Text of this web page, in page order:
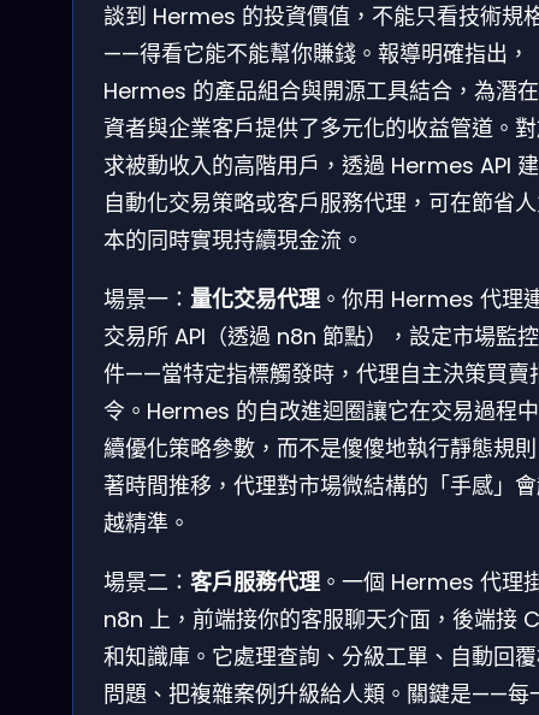
談到 Hermes 的投資價值，不能只看技術規
——得看它能不能幫你賺錢。報導明確指出，
Hermes 的產品組合與開源工具結合，為潛
資者與企業客戶提供了多元化的收益管道。
求被動收入的高階用戶，透過 Hermes API
自動化交易策略或客戶服務代理，可在節省
本的同時實現持續現金流。
場景一： 量化交易代理。你用 Hermes 代理
交易所 API（透過 n8n 節點），設定市場監
件——當特定指標觸發時，代理自主決策買賣
令。Hermes 的自改進迴圈讓它在交易過程
續優化策略參數，而不是傻傻地執行靜態規
著時間推移，代理對市場微結構的「手感」
越精準。
場景二： 客戶服務代理。一個 Hermes 代理
n8n 上，前端接你的客服聊天介面，後端接
和知識庫。它處理查詢、分級工單、自動回
問題、把複雜案例升級給人類。關鍵是——每